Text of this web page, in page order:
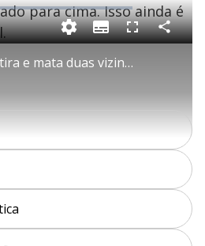
para cima. Isso ainda é
P
l
a
y
Cabo da PM atira e mata duas vizinhas de sua ex-esposa durante discussão em Cariacica (ES)
S
u
b
i
t
F C
o